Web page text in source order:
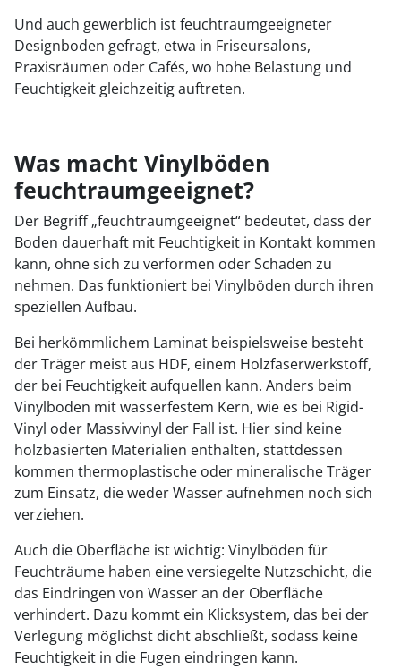
Und auch gewerblich ist feuchtraumgeeigneter
Designboden gefragt, etwa in Friseursalons,
Praxisräumen oder Cafés, wo hohe Belastung und
Feuchtigkeit gleichzeitig auftreten.
Was macht Vinylböden
feuchtraumgeeignet?
Der Begriff „feuchtraumgeeignet“ bedeutet, dass der
Boden dauerhaft mit Feuchtigkeit in Kontakt kommen
kann, ohne sich zu verformen oder Schaden zu
nehmen. Das funktioniert bei Vinylböden durch ihren
speziellen Aufbau.
Bei herkömmlichem Laminat beispielsweise besteht
der Träger meist aus HDF, einem Holzfaserwerkstoff,
der bei Feuchtigkeit aufquellen kann. Anders beim
Vinylboden mit wasserfestem Kern, wie es bei Rigid-
Vinyl oder Massivvinyl der Fall ist. Hier sind keine
holzbasierten Materialien enthalten, stattdessen
kommen thermoplastische oder mineralische Träger
zum Einsatz, die weder Wasser aufnehmen noch sich
verziehen.
Auch die Oberfläche ist wichtig: Vinylböden für
Feuchträume haben eine versiegelte Nutzschicht, die
das Eindringen von Wasser an der Oberfläche
verhindert. Dazu kommt ein Klicksystem, das bei der
Verlegung möglichst dicht abschließt, sodass keine
Feuchtigkeit in die Fugen eindringen kann.